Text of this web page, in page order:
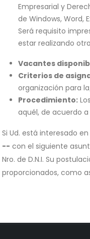
Empresarial y
de Windows, Word,
Será requisito
estar realizando
Vacantes
Criterios de
organización para
Procedimiento:
aquél, de acuerdo
Si Ud. está interesado
-- con el siguiente
Nro. de D.N.I. Su
proporcionados, como